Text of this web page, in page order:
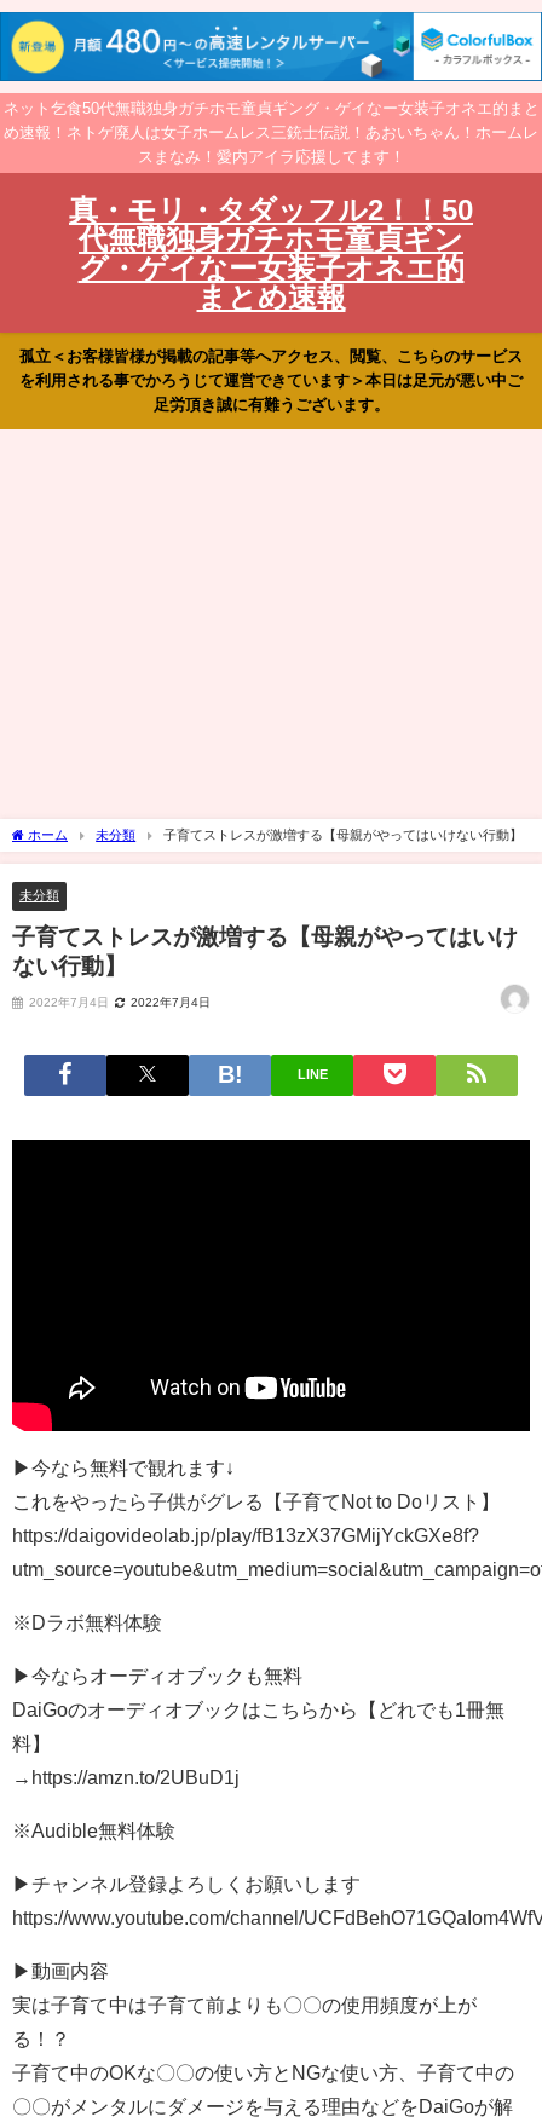
ネット乞食50代無職独身ガチホモ童貞ギング・ゲイなー女装子オネエ的まと
め速報！ネトゲ廃人は女子ホームレス三銃士伝説！あおいちゃん！ホームレ
スまなみ！愛内アイラ応援してます！
真・モリ・タダッフル2！！50
代無職独身ガチホモ童貞ギン
グ・ゲイなー女装子オネエ的
まとめ速報
孤立＜お客様皆様が掲載の記事等へアクセス、閲覧、こちらのサービス
を利用される事でかろうじて運営できています＞本日は足元が悪い中ご
足労頂き誠に有難うございます。
ホーム 未分類 子育てストレスが激増する【母親がやってはいけない行動】
未分類
子育てストレスが激増する【母親がやってはいけ
ない行動】
2022年7月4日 2022年7月4日
LINE
▶︎今なら無料で観れます↓
これをやったら子供がグレる【子育てNot to Doリスト】
https://daigovideolab.jp/play/fB13zX37GMijYckGXe8f?
※Dラボ無料体験
▶︎今ならオーディオブックも無料
DaiGoのオーディオブックはこちらから【どれでも1冊無
料】
→https://amzn.to/2UBuD1j
※Audible無料体験
▶︎チャンネル登録よろしくお願いします
https://www.youtube.com/channel/
▶︎動画内容
実は子育て中は子育て前よりも〇〇の使用頻度が上が
る！？
子育て中のOKな〇〇の使い方とNGな使い方、子育て中の
〇〇がメンタルにダメージを与える理由などをDaiGoが解